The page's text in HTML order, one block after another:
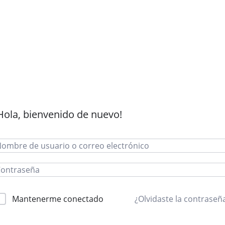
bienvenido de nuevo!
Mantenerme conectado ¿Olvidaste la